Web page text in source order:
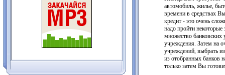
автомобиль, жилье,
времени в средствах
кредит - это очень
надо пройти некоторые
множество банковских
учреждения. Затем на
учреждений, выбрать
из отобранных банков
только затем Вы